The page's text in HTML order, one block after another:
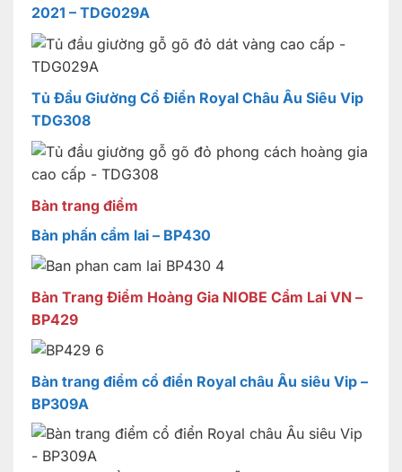
2021 – TDG029A
Tủ Đầu Giường Cổ Điển Royal Châu Âu Siêu Vip
TDG308
Bàn trang điểm
Bàn phấn cẩm lai – BP430
Bàn Trang Điểm Hoàng Gia NIOBE Cẩm Lai VN –
BP429
Bàn trang điểm cổ điển Royal châu Âu siêu Vip –
BP309A